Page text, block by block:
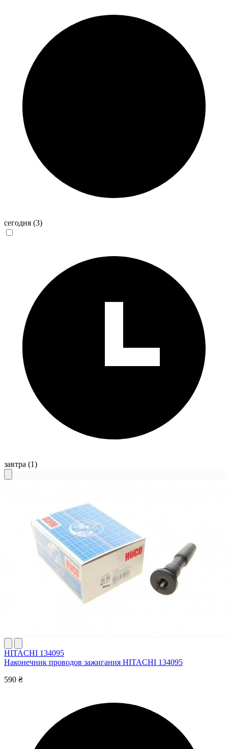
сегодня (3)
завтра (1)
HITACHI 134095
Наконечник проводов зажигания HITACHI 134095
590 ₴